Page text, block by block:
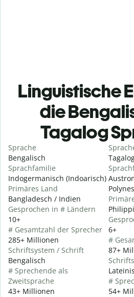
Linguistische
die
Tagalog
Sprache
Bengalisch
Sprachfamilie
Indogermanisch (Indoarisch)
Primäres Land
Bangladesch / Indien
Gesprochen in # Ländern
10+
# Gesamtzahl der Sprecher
285+ Millionen
Schriftsystem / Schrift
Bengalisch
# Sprechende als
Zweitsprache
43+ Millionen
6+
#
87+
#
54+